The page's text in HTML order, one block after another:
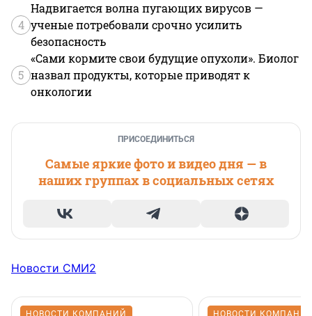
4
Надвигается волна пугающих вирусов —
ученые потребовали срочно усилить
безопасность
5
«Сами кормите свои будущие опухоли». Биолог
назвал продукты, которые приводят к
онкологии
ПРИСОЕДИНИТЬСЯ
Самые яркие фото и видео дня — в
наших группах в социальных сетях
Новости СМИ2
НОВОСТИ КОМПАНИЙ НОВОСТИ